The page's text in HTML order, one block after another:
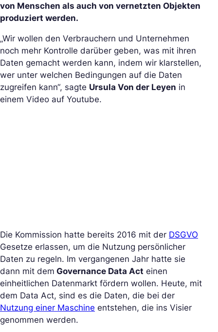
von Menschen als auch von vernetzten Objekten
produziert werden.
„Wir wollen den Verbrauchern und Unternehmen
noch mehr Kontrolle darüber geben, was mit ihren
Daten gemacht werden kann, indem wir klarstellen,
wer unter welchen Bedingungen auf die Daten
zugreifen kann“, sagte Ursula Von der Leyen in
einem Video auf Youtube.
Die Kommission hatte bereits 2016 mit der DSGVO
Gesetze erlassen, um die Nutzung persönlicher
Daten zu regeln. Im vergangenen Jahr hatte sie
dann mit dem Governance Data Act einen
einheitlichen Datenmarkt fördern wollen. Heute, mit
dem Data Act, sind es die Daten, die bei der
Nutzung einer Maschine entstehen, die ins Visier
genommen werden.